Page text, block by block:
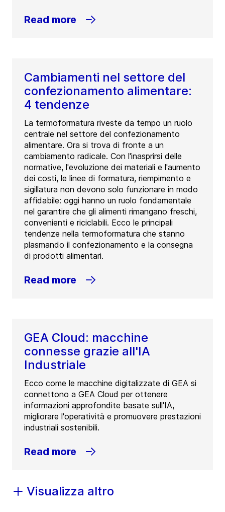
Read more
Cambiamenti nel settore del
confezionamento alimentare:
4 tendenze
La termoformatura riveste da tempo un ruolo
centrale nel settore del confezionamento
alimentare. Ora si trova di fronte a un
cambiamento radicale. Con l'inasprirsi delle
normative, l'evoluzione dei materiali e l'aumento
dei costi, le linee di formatura, riempimento e
sigillatura non devono solo funzionare in modo
affidabile: oggi hanno un ruolo fondamentale
nel garantire che gli alimenti rimangano freschi,
convenienti e riciclabili. Ecco le principali
tendenze nella termoformatura che stanno
plasmando il confezionamento e la consegna
di prodotti alimentari.
Read more
GEA Cloud: macchine
connesse grazie all'IA
Industriale
Ecco come le macchine digitalizzate di GEA si
connettono a GEA Cloud per ottenere
informazioni approfondite basate sull'IA,
migliorare l'operatività e promuovere prestazioni
industriali sostenibili.
Read more
Visualizza altro